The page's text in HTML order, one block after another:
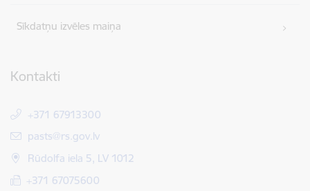
Sīkdatņu izvēles maiņa
Kontakti
+371 67913300
E-pasts:
pasts@rs.gov.lv
Rūdolfa iela 5, LV 1012
+371 67075600